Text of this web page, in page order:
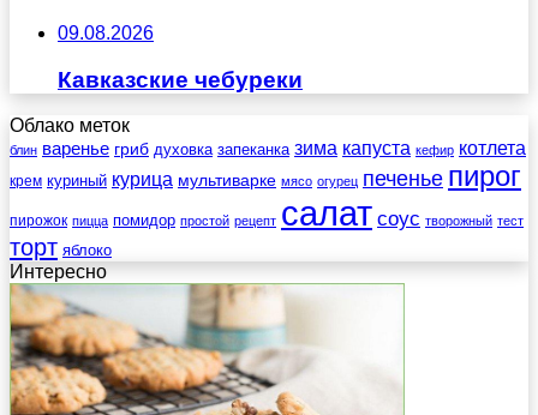
09.08.2026
Кавказские чебуреки
Облако меток
блин варенье гриб духовка запеканка зима капуста кефир котлета
крем куриный курица мультиварке мясо огурец печенье пирог
пирожок пицца помидор простой рецепт салат соус творожный тест
торт яблоко
Интересно